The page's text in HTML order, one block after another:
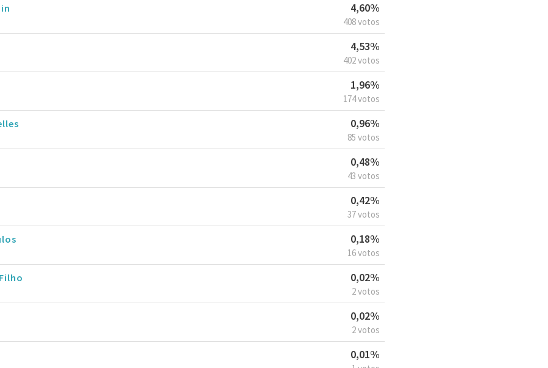
4,60%
408 votos
4,53%
402 votos
1,96%
174 votos
0,96%
85 votos
0,48%
43 votos
0,42%
37 votos
0,18%
16 votos
0,02%
2 votos
0,02%
2 votos
0,01%